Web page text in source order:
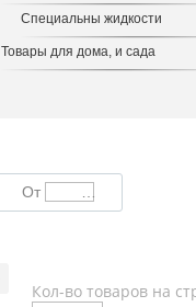
Специальны жидкости
Товары для дома, и сада
От
Кол-во товаров на